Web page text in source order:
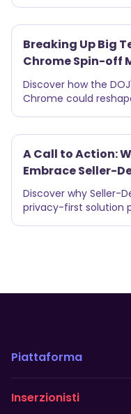
Breaking Up Big
Chrome Spin-off
Discover how the
Chrome could
A Call to Action:
Embrace Seller-
Discover why Seller-
privacy-first solution
Piattaforma
Inserzionisti